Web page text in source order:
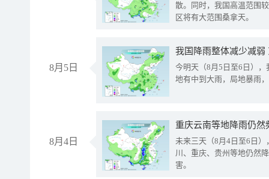
散。同时，我国高温范围
区将有大范围桑拿天。
8月5日
我国降雨整体减少减弱
今明天（8月5日至6日）
地有中到大雨，局地暴雨
8月4日
重庆云南等地降雨仍然
未来三天（8月4日至6日
川、重庆、贵州等地仍然
害。